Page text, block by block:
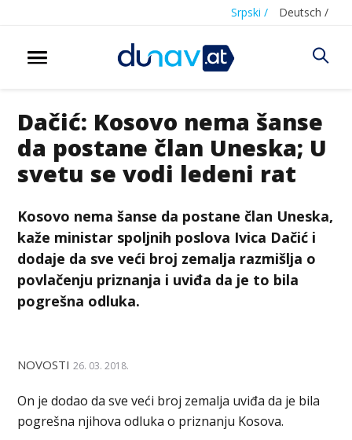
Srpski / Deutsch /
Dačić: Kosovo nema šanse
da postane član Uneska; U
svetu se vodi ledeni rat
Kosovo nema šanse da postane član Uneska,
kaže ministar spoljnih poslova Ivica Dačić i
dodaje da sve veći broj zemalja razmišlja o
povlačenju priznanja i uviđa da je to bila
pogrešna odluka.
NOVOSTI 26. 03. 2018.
On je dodao da sve veći broj zemalja uviđa da je bila
pogrešna njihova odluka o priznanju Kosova.